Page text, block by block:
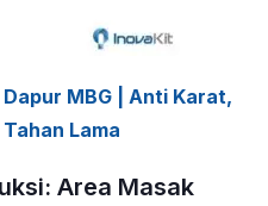
MBG | Anti Karat,
Lama
Area Masak